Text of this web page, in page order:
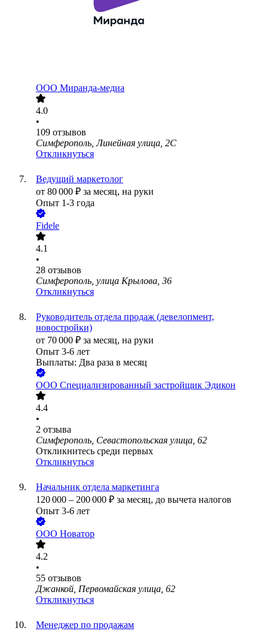
ООО Миранда-медиа
4.0
•
109 отзывов
Симферополь, Линейная улица, 2С
Откликнуться
Ведущий маркетолог
от 80 000 ₽ за месяц, на руки
Опыт 1-3 года
Fidele
4.1
•
28 отзывов
Симферополь, улица Крылова, 36
Откликнуться
Руководитель отдела продаж (девелопмент,
новостройки)
от 70 000 ₽ за месяц, на руки
Опыт 3-6 лет
Выплаты: Два раза в месяц
ООО Специализированный застройщик Эдикон
4.4
•
2 отзыва
Симферополь, Севастопольская улица, 62
Откликнитесь среди первых
Откликнуться
Начальник отдела маркетинга
120 000 – 200 000 ₽ за месяц, до вычета налогов
Опыт 3-6 лет
ООО Новатор
4.2
•
55 отзывов
Джанкой, Первомайская улица, 62
Откликнуться
Менеджер по продажам